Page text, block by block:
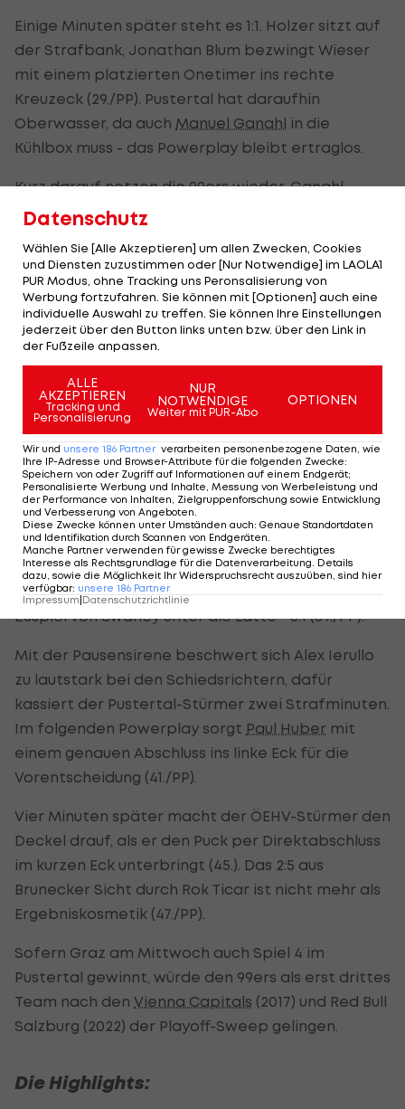
Einige Minuten später steht es 1:1. Holzer sitzt auf
der Strafbank, Jonathan Blum bezwingt Wieser
mit einem platzierten Onetimer ins rechte
Kreuzeck (29./PP). Pustertal hat daraufhin
Oberwasser, da auch Manuel Ganahl in die
Kühlbox muss - das Powerplay bleibt ertraglos.
Kurz darauf netzen die 99ers wieder. Ganahl
bedient Nick Swaney, der Eddie Pasquale aus
Beigeschmack hat das 2:1, in der Entstehung
begeht Holzer einen klaren Stockschlag, der von
den Referees nicht geahndet wird.
Die "Wölfe" überstehen eine kurz darauffolgende
Unterzahlsituation, nach welcher der von der
Strafbank kommende JC Lipon alleine auf Wieser
zuläuft. Der 99ers-Tormann behält in diesem Duell
die Oberhand (37.).
Drei Tore in sechs Minuten
Kurz vor der Pause baut Graz den Vorsprung auf
zwei Tore aus. Bowlby sitzt wegen Hakens auf der
Strafbank, Vela knallt den Puck aus dem Slot nach
Zuspiel von Swaney unter die Latte - 3:1 (39./PP).
Mit der Pausensirene beschwert sich Alex Ierullo
zu lautstark bei den Schiedsrichtern, dafür
kassiert der Pustertal-Stürmer zwei Strafminuten.
Im folgenden Powerplay sorgt Paul Huber mit
einem genauen Abschluss ins linke Eck für die
Vorentscheidung (41./PP).
Vier Minuten später macht der ÖEHV-Stürmer den
Deckel drauf, als er den Puck per Direktabschluss
im kurzen Eck unterbringt (45.). Das 2:5 aus
Brunecker Sicht durch Rok Ticar ist nicht mehr als
Ergebniskosmetik (47./PP).
Sofern Graz am Mittwoch auch Spiel 4 im
Pustertal gewinnt, würde den 99ers als erst drittes
Team nach den Vienna Capitals (2017) und Red Bull
Salzburg (2022) der Playoff-Sweep gelingen.
Die Highlights:
Datenschutz
Wählen Sie [Alle Akzeptieren] um allen Zwecken, Cookies
und Diensten zuzustimmen oder [Nur Notwendige] im LAOLA1
PUR Modus, ohne Tracking uns Peronsalisierung von
Werbung fortzufahren. Sie können mit [Optionen] auch eine
individuelle Auswahl zu treffen. Sie können Ihre Einstellungen
jederzeit über den Button links unten bzw. über den Link in
der Fußzeile anpassen.
ALLE
AKZEPTIEREN
Tracking und
Personalisierung
NUR
NOTWENDIGE
Weiter mit PUR-Abo
OPTIONEN
Wir und unsere 186 Partner verarbeiten personenbezogene Daten, wie
Ihre IP-Adresse und Browser-Attribute für die folgenden Zwecke:
Speichern von oder Zugriff auf Informationen auf einem Endgerät;
Personalisierte Werbung und Inhalte, Messung von Werbeleistung und
der Performance von Inhalten, Zielgruppenforschung sowie Entwicklung
und Verbesserung von Angeboten
Diese Zwecke können unter Umständen auch: Genaue Standortdaten
und Identifikation durch Scannen von Endgeräten
Manche Partner verwenden für gewisse Zwecke berechtigtes
Interesse als Rechtsgrundlage für die Datenverarbeitung. Details
dazu, sowie die Möglichkeit Ihr Widerspruchsrecht auszuüben, sind hier
verfügbar: unsere 186 Partner
Impressum|Datenschutzrichtlinie